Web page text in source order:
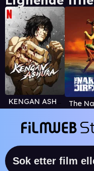
KENGAN ASHURA